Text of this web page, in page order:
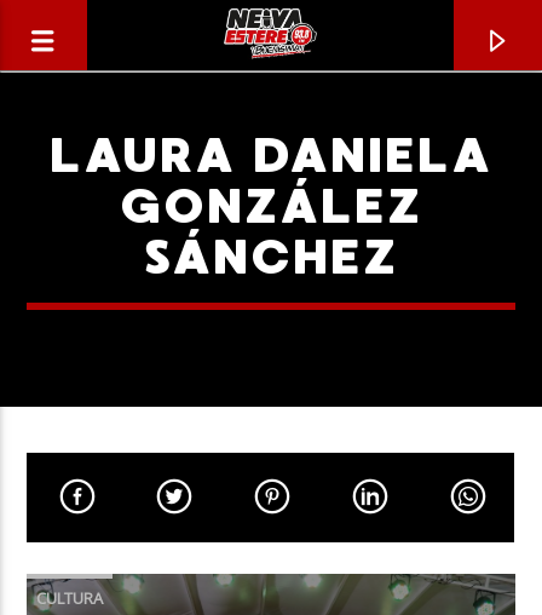
CANCIÓN ACTUAL
TÍTULO
LAURA DANIELA
GONZÁLEZ
SÁNCHEZ
CULTURA